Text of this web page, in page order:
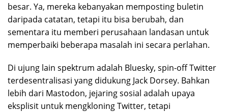
besar. Ya, mereka kebanyakan memposting buletin
daripada catatan, tetapi itu bisa berubah, dan
sementara itu memberi perusahaan landasan untuk
memperbaiki beberapa masalah ini secara perlahan.
Di ujung lain spektrum adalah Bluesky, spin-off Twitter
terdesentralisasi yang didukung Jack Dorsey. Bahkan
lebih dari Mastodon, jejaring sosial adalah upaya
eksplisit untuk mengkloning Twitter, tetapi